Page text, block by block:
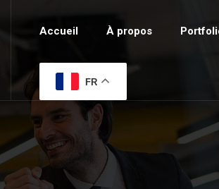
Accueil À propos
FR